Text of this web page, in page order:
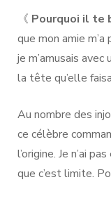
《 Pourquoi il te
que mon amie
je m’amusais
la tête qu’elle
Au nombre des
ce célèbre
l’origine. Je n’ai
que c’est limite.